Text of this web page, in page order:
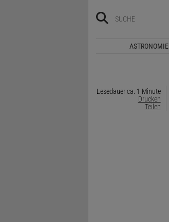
ASTRONOMIE
Lesedauer ca. 1 Minute
Drucken
Teilen